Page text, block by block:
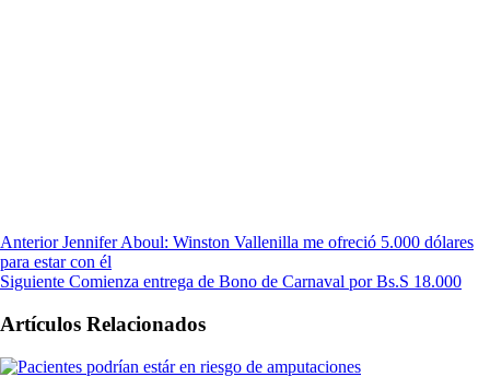
Anterior Jennifer Aboul: Winston Vallenilla me ofreció 5.000 dólares
para estar con él
Siguiente Comienza entrega de Bono de Carnaval por Bs.S 18.000
Artículos Relacionados